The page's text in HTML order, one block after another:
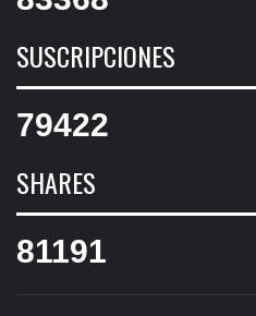
SUSCRIPCIONES
79422
SHARES
81191